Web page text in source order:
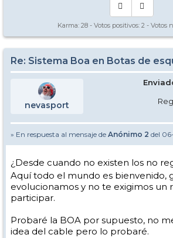
Karma: 28 - Votos positivos: 2 - Votos
Re: Sistema Boa en Botas de
nevasport
» En respuesta al mensaje de Anónimo 2 del
¿Desde cuando no existen los no
Aquí todo el mundo es bienvenido,
evolucionamos y no te exigimos un
participar.
Probaré la BOA por supuesto, no
idea del cable pero lo probaré.